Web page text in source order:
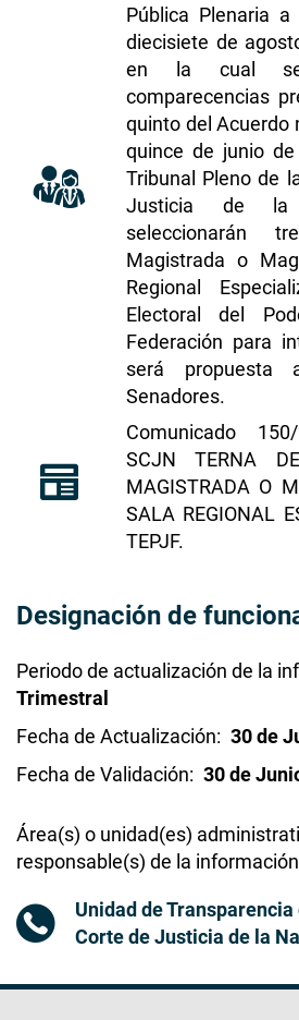
Pública Plenaria
diecisiete de
en la cual se
comparecencias
quinto del Acuerdo
quince de junio
Tribunal Pleno de
Justicia de
seleccionarán
Magistrada o
Regional
Electoral del
Federación para
será
Senadores.
​​​Comunicado
SCJN TERNA
MAGISTRADA O
SALA REGIONAL
TEPJF.
Designación de
Periodo de actualización de la
Trimestral
Fecha de Actualización
30 de
Fecha de Validación
30 de
Área(s) o unidad(es)
responsable(s) de la información
Unidad de
Corte de Justicia de la